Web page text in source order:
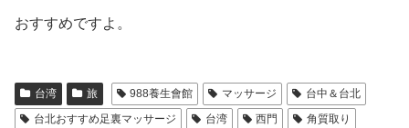
おすすめですよ。
台湾 旅 988養生會館 マッサージ
台中＆台北
台北おすすめ足裏マッサージ
台湾 西門
角質取り